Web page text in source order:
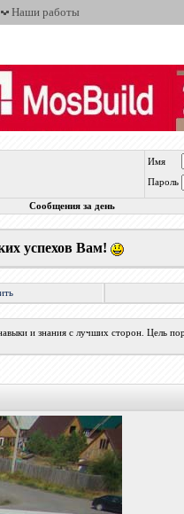
Наши работы
Имя
Пароль
Сообщения за день
успехов Вам!
и знания с лучших сторон. Цель